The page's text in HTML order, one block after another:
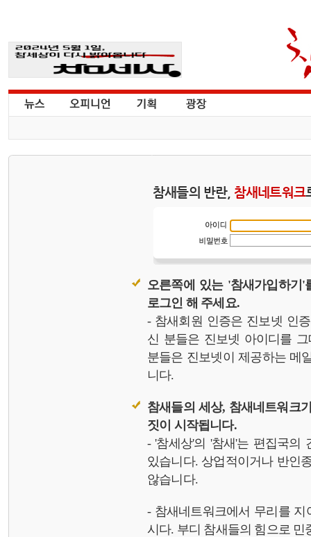
참새들의 반란, 참새네트워크
오른쪽에 있는 '참새가입하기
로그인 해 주세요.
- 참새회원 인증은 진보넷 인
신 분들은 진보넷 아이디를
분들은 진보넷이 제공하는 메
니다.
참새들의 세상, 참새네트워크
짓이 시작됩니다.
- '참세상'의 '참새'는 편집국의
있습니다. 상업적이거나 반인
않습니다.
- 참새네트워크에서 무리를
시다. 부디 참새들의 힘으로 민